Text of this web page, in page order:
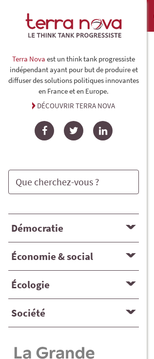
Terra Nova est un think tank progressiste
indépendant ayant pour but de produire et
diffuser des solutions politiques innovantes
en France et en Europe.
DÉCOUVRIR TERRA NOVA
FacebookTwitterLinkedIn
Démocratie
Économie & social
Écologie
Société